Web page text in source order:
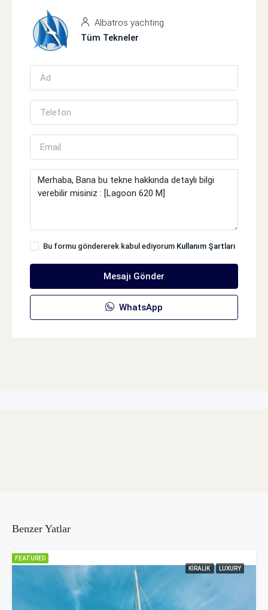
Albatros yachting
Tüm Tekneler
Bu formu göndererek kabul ediyorum Kullanım Şartları
Mesajı Gönder
WhatsApp
Benzer Yatlar
FEATURED
KIRALIK
LUXURY